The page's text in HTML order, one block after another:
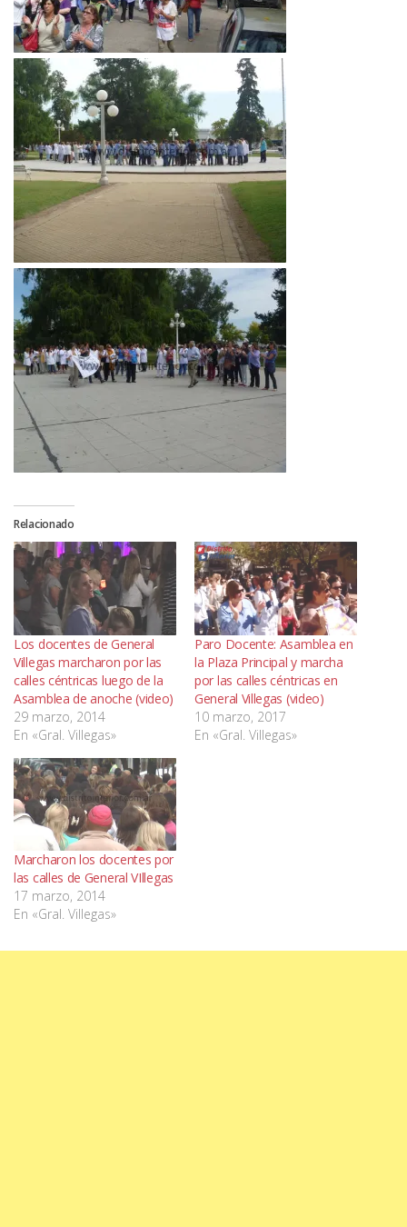
Relacionado
Los docentes de General
Villegas marcharon por las
calles céntricas luego de la
Asamblea de anoche (video)
29 marzo, 2014
En «Gral. Villegas»
Paro Docente: Asamblea en
la Plaza Principal y marcha
por las calles céntricas en
General Villegas (video)
10 marzo, 2017
En «Gral. Villegas»
Marcharon los docentes por
las calles de General VIllegas
17 marzo, 2014
En «Gral. Villegas»